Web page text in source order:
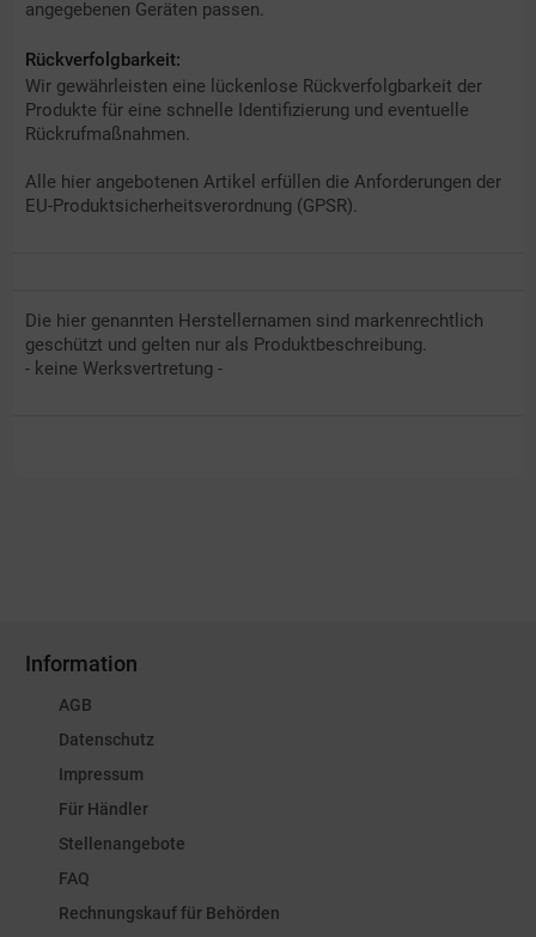
angegebenen Geräten passen.
Rückverfolgbarkeit:
Wir gewährleisten eine lückenlose Rückverfolgbarkeit der
Produkte für eine schnelle Identifizierung und eventuelle
Rückrufmaßnahmen.
Alle hier angebotenen Artikel erfüllen die Anforderungen der
EU-Produktsicherheitsverordnung (GPSR).
Die hier genannten Herstellernamen sind markenrechtlich
geschützt und gelten nur als Produktbeschreibung.
- keine Werksvertretung -
Information
AGB
Datenschutz
Impressum
Für Händler
Stellenangebote
FAQ
Rechnungskauf für Behörden